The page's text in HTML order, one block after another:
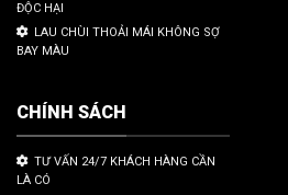
ĐỘC HẠI
LAU CHÙI THOẢI MÁI KHÔNG SỢ
BAY MÀU
CHÍNH SÁCH
TƯ VẤN 24/7 KHÁCH HÀNG CẦN
LÀ CÓ